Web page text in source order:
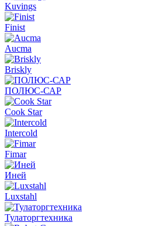
Kuvings
Finist
Aucma
Briskly
ПОЛЮС-САР
Cook Star
Intercold
Fimar
Иней
Luxstahl
Тулаторгтехника